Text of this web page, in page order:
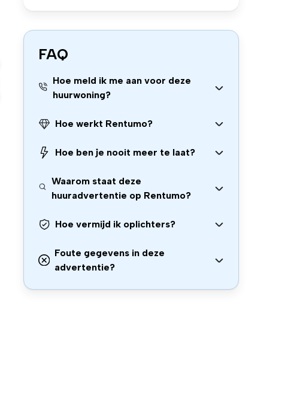
FAQ
Hoe meld ik me aan voor deze
huurwoning?
Hoe werkt Rentumo?
Hoe ben je nooit meer te laat?
Waarom staat deze
huuradvertentie op Rentumo?
Hoe vermijd ik oplichters?
Foute gegevens in deze
advertentie?